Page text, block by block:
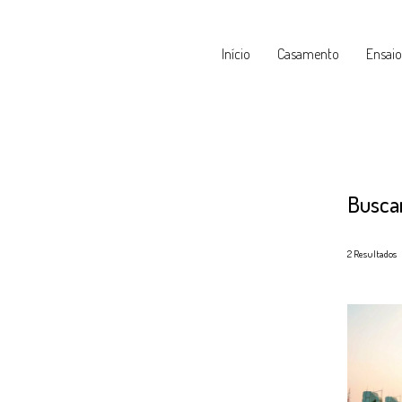
Início Casamento
2 Resultados